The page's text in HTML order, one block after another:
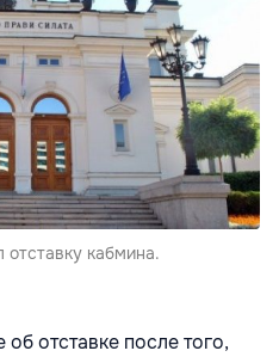
отставку кабмина.
отставке после того,